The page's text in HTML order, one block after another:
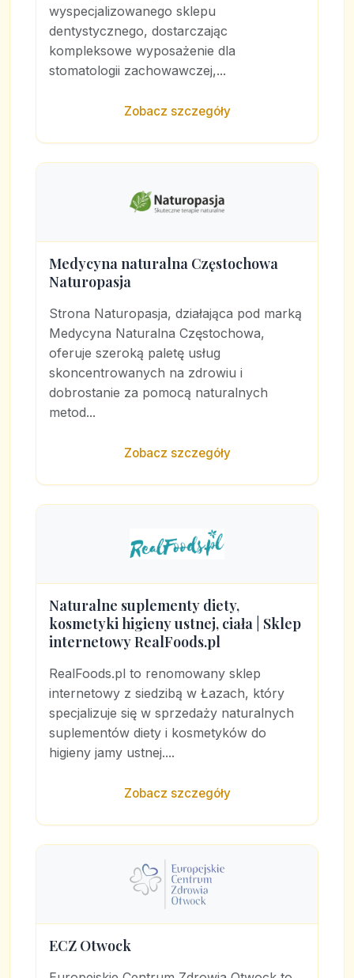
wyspecjalizowanego sklepu
dentystycznego, dostarczając
kompleksowe wyposażenie dla
stomatologii zachowawczej,...
Zobacz szczegóły
Medycyna naturalna Częstochowa
Naturopasja
Strona Naturopasja, działająca pod marką
Medycyna Naturalna Częstochowa,
oferuje szeroką paletę usług
skoncentrowanych na zdrowiu i
dobrostanie za pomocą naturalnych
metod...
Zobacz szczegóły
Naturalne suplementy diety,
kosmetyki higieny ustnej, ciała | Sklep
internetowy RealFoods.pl
RealFoods.pl to renomowany sklep
internetowy z siedzibą w Łazach, który
specjalizuje się w sprzedaży naturalnych
suplementów diety i kosmetyków do
higieny jamy ustnej....
Zobacz szczegóły
ECZ Otwock